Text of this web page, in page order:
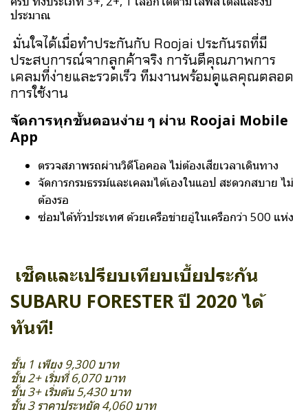
ประมาณ
มั่นใจได้เมื่อทำประกันกับ Roojai ประกันรถที่มี
ประสบการณ์จากลูกค้าจริง การันตีคุณภาพการ
เคลมที่ง่ายและรวดเร็ว ทีมงานพร้อมดูแลคุณตลอด
การใช้งาน
จัดการทุกขั้นตอนง่าย ๆ ผ่าน Roojai Mobile
App
ตรวจสภาพรถผ่านวิดีโอคอล ไม่ต้องเสียเวลาเดินทาง
จัดการกรมธรรม์และเคลมได้เองในแอป สะดวกสบาย ไม่
ต้องรอ
ซ่อมได้ทั่วประเทศ ด้วยเครือข่ายอู่ในเครือกว่า 500 แห่ง
เช็คและเปรียบเทียบเบี้ยประกัน
SUBARU FORESTER ปี 2020 ได้
ทันที!
ชั้น 1 เพียง 9,300 บาท
ชั้น 2+ เริ่มที่ 6,070 บาท
ชั้น 3+ เริ่มต้น 5,430 บาท
ชั้น 3 ราคาประหยัด 4,060 บาท